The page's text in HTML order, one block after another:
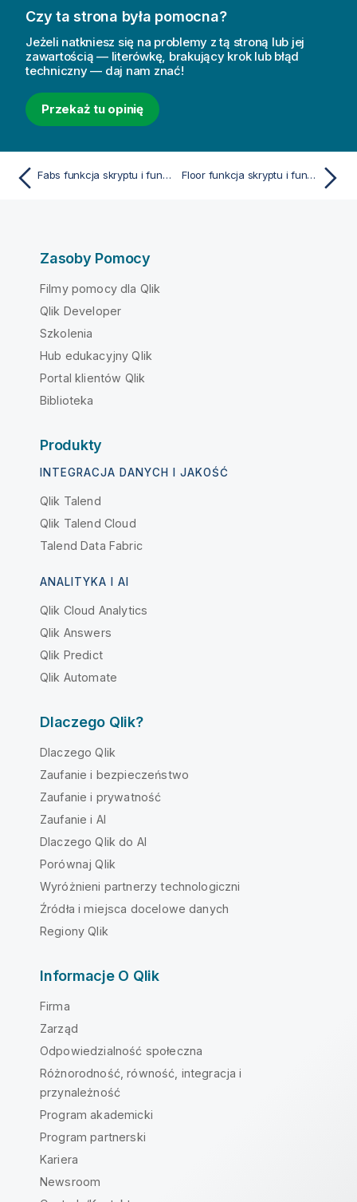
Czy ta strona była pomocna?
Jeżeli natkniesz się na problemy z tą stroną lub jej
zawartością — literówkę, brakujący krok lub błąd
techniczny — daj nam znać!
Przekaż tu opinię
Fabs funkcja skryptu i funkcja wykresu Floor funkcja skryptu i funkcja wykresu
Zasoby Pomocy
Filmy pomocy dla Qlik
Qlik Developer
Szkolenia
Hub edukacyjny Qlik
Portal klientów Qlik
Biblioteka
Produkty
INTEGRACJA DANYCH I JAKOŚĆ
Qlik Talend
Qlik Talend Cloud
Talend Data Fabric
ANALITYKA I AI
Qlik Cloud Analytics
Qlik Answers
Qlik Predict
Qlik Automate
Dlaczego Qlik?
Dlaczego Qlik
Zaufanie i bezpieczeństwo
Zaufanie i prywatność
Zaufanie i AI
Dlaczego Qlik do AI
Porównaj Qlik
Wyróżnieni partnerzy technologiczni
Źródła i miejsca docelowe danych
Regiony Qlik
Informacje O Qlik
Firma
Zarząd
Odpowiedzialność społeczna
Różnorodność, równość, integracja i
przynależność
Program akademicki
Program partnerski
Kariera
Newsroom